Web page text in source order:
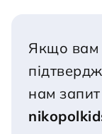
Якщо вам
нам